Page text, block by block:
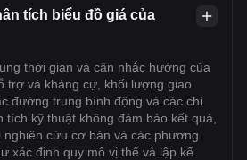
tích biểu đồ giá của
thời gian và cân nhắc hướng của
trợ và kháng cự, khối lượng giao
đường trung bình động và các chỉ
tích kỹ thuật không đảm bảo kết quả,
cứu cơ bản và các phương
xác định quy mô vị thế và lập kế